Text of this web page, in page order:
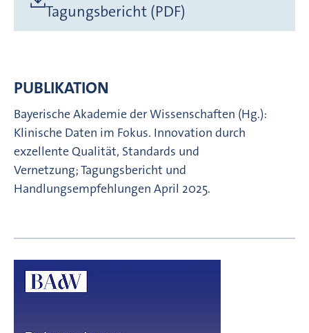
Tagungsbericht (PDF)
PUBLIKATION
Bayerische Akademie der Wissenschaften (Hg.):
Klinische Daten im Fokus. Innovation durch
exzellente Qualität, Standards und
Vernetzung; Tagungsbericht und
Handlungsempfehlungen April 2025.